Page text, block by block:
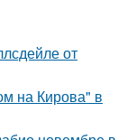
от
на Кирова" в